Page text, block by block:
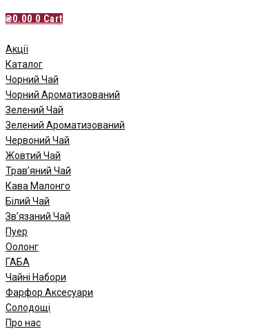
₴0.00 0 Cart
Акції
Каталог
Чорний Чай
Чорний Ароматизований
Зелений Чай
Зелений Ароматизований
Червоний Чай
Жовтий Чай
Трав’яний Чай
Кава Малонго
Білий Чай
Зв’язаний Чай
Пуер
Oолонг
ГАБА
Чайні Набори
Фарфор Аксесуари
Солодощі
Про нас